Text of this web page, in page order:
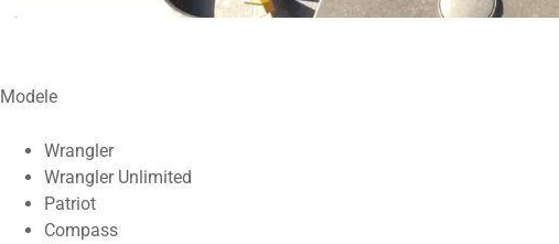
Modele
Wrangler
Wrangler Unlimited
Patriot
Compass